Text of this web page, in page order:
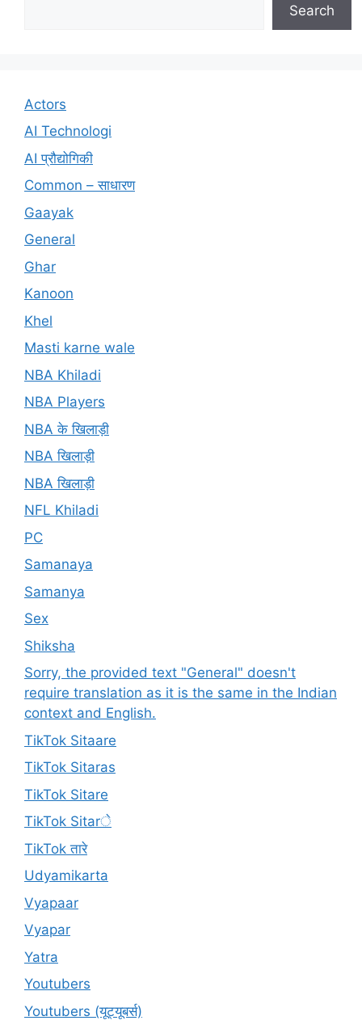
Search
Actors
AI Technologi
AI प्रौद्योगिकी
Common – साधारण
Gaayak
General
Ghar
Kanoon
Khel
Masti karne wale
NBA Khiladi
NBA Players
NBA के खिलाड़ी
NBA खिलाड़ी
NBA खिलाड़ी
NFL Khiladi
PC
Samanaya
Samanya
Sex
Shiksha
Sorry, the provided text "General" doesn't
require translation as it is the same in the Indian
context and English.
TikTok Sitaare
TikTok Sitaras
TikTok Sitare
TikTok Sitarे
TikTok तारे
Udyamikarta
Vyapaar
Vyapar
Yatra
Youtubers
Youtubers (यूट्यूबर्स)